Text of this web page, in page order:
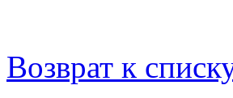
Возврат к